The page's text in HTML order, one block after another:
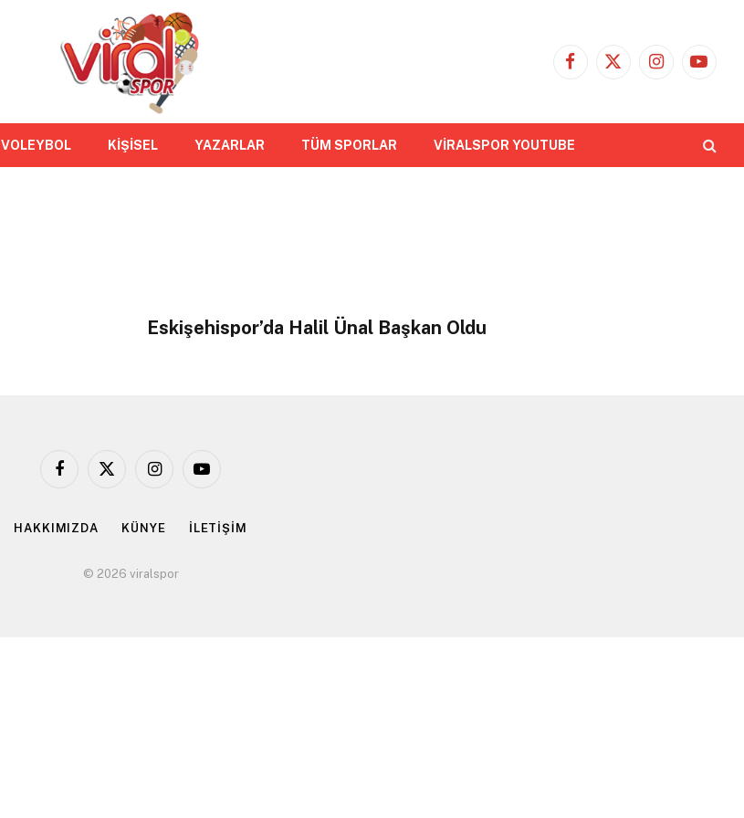
Facebook
X
Instagram
VOLEYBOL KİŞİSEL YAZARLAR TÜM SPORLAR VİRALSPOR YOUTUBE
Eskişehispor’da Halil Ünal Başkan Oldu
Facebook
X
InstagramYouTube
HAKKIMIZDA KÜNYE İLETİŞİM
© 2026 viralspor